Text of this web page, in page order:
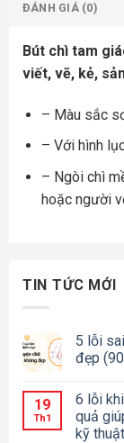
ĐÁNH GIÁ (0)
Bút chì tam
viết, vẽ, kẻ,
– Màu sắc
– Với hình
– Ngòi chì
hoặc người
TIN TỨC MỚI
5 lỗi
đẹp
19
Th1
6 lỗi
quả
kỹ thuật